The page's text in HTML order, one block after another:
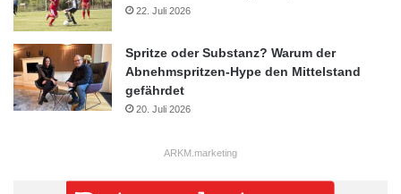
22. Juli 2026
Spritze oder Substanz? Warum der
Abnehmspritzen-Hype den Mittelstand
gefährdet
20. Juli 2026
ARKM.marketing